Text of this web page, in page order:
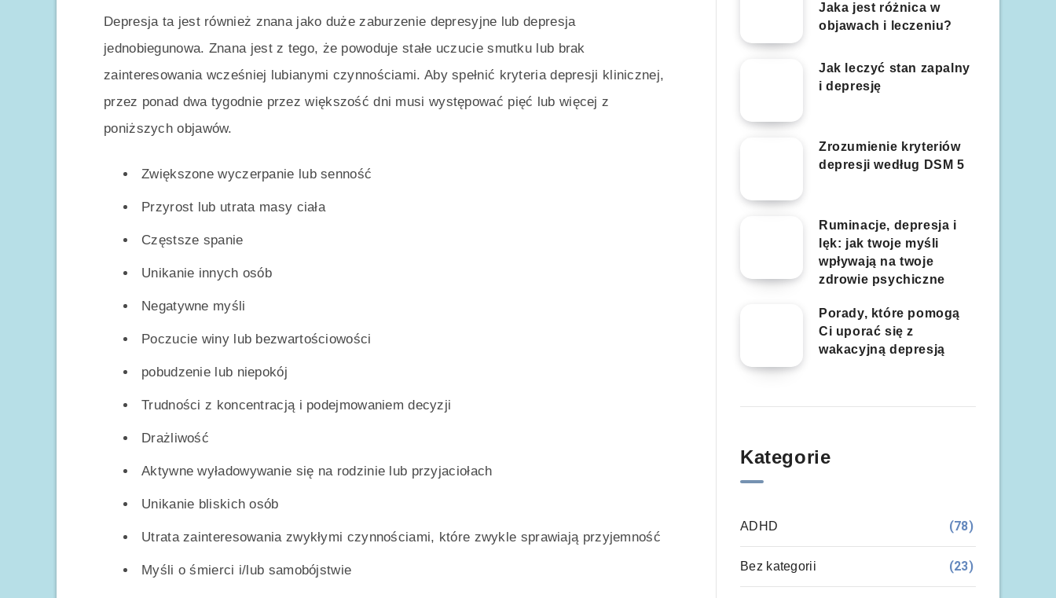
Depresja ta jest również znana jako duże zaburzenie depresyjne lub depresja
jednobiegunowa. Znana jest z tego, że powoduje stałe uczucie smutku lub brak
zainteresowania wcześniej lubianymi czynnościami. Aby spełnić kryteria depresji klinicznej,
przez ponad dwa tygodnie przez większość dni musi występować pięć lub więcej z
poniższych objawów.
Zwiększone wyczerpanie lub senność
Przyrost lub utrata masy ciała
Częstsze spanie
Unikanie innych osób
Negatywne myśli
Poczucie winy lub bezwartościowości
pobudzenie lub niepokój
Trudności z koncentracją i podejmowaniem decyzji
Drażliwość
Aktywne wyładowywanie się na rodzinie lub przyjaciołach
Unikanie bliskich osób
Utrata zainteresowania zwykłymi czynnościami, które zwykle sprawiają przyjemność
Myśli o śmierci i/lub samobójstwie
Jaka jest różnica w
objawach i leczeniu?
Jak leczyć stan zapalny
i depresję
Zrozumienie kryteriów
depresji według DSM 5
Ruminacje, depresja i
lęk: jak twoje myśli
wpływają na twoje
zdrowie psychiczne
Porady, które pomogą
Ci uporać się z
wakacyjną depresją
Kategorie
ADHD (78)
Bez kategorii (23)